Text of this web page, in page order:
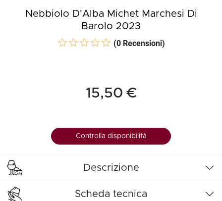
Nebbiolo D'Alba Michet Marchesi Di
Barolo 2023
(0 Recensioni)
15,50 €
Controlla disponibilità
Descrizione
Scheda tecnica